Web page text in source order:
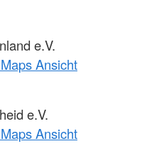
e.V.
Ansicht
e.V.
Ansicht